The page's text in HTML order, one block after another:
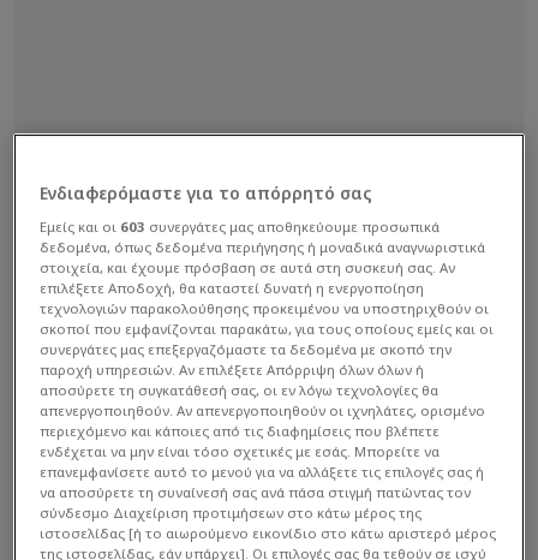
Ο λόγος γι' αυτό είναι η απίστευτη Έλεν Χέντρικς,
μια Ολλανδέζα αθλητική δημοσιογράφος που
«έκλεψε την παράσταση».
Διαβάστε επίσης...
Ενδιαφερόμαστε για το απόρρητό σας
Εμείς και οι 603 συνεργάτες μας αποθηκεύουμε προσωπικά
δεδομένα, όπως δεδομένα περιήγησης ή μοναδικά αναγνωριστικά
στοιχεία, και έχουμε πρόσβαση σε αυτά στη συσκευή σας. Αν
επιλέξετε Αποδοχή, θα καταστεί δυνατή η ενεργοποίηση
τεχνολογιών παρακολούθησης προκειμένου να υποστηριχθούν οι
σκοποί που εμφανίζονται παρακάτω, για τους οποίους εμείς και οι
συνεργάτες μας επεξεργαζόμαστε τα δεδομένα με σκοπό την
παροχή υπηρεσιών. Αν επιλέξετε Απόρριψη όλων όλων ή
αποσύρετε τη συγκατάθεσή σας, οι εν λόγω τεχνολογίες θα
απενεργοποιηθούν. Αν απενεργοποιηθούν οι ιχνηλάτες, ορισμένο
περιεχόμενο και κάποιες από τις διαφημίσεις που βλέπετε
ενδέχεται να μην είναι τόσο σχετικές με εσάς. Μπορείτε να
επανεμφανίσετε αυτό το μενού για να αλλάξετε τις επιλογές σας ή
να αποσύρετε τη συναίνεσή σας ανά πάσα στιγμή πατώντας τον
σύνδεσμο Διαχείριση προτιμήσεων στο κάτω μέρος της
ιστοσελίδας [ή το αιωρούμενο εικονίδιο στο κάτω αριστερό μέρος
της ιστοσελίδας, εάν υπάρχει]. Οι επιλογές σας θα τεθούν σε ισχύ